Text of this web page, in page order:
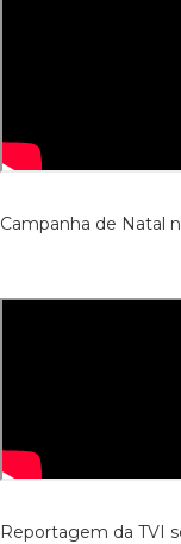
Campanha de Natal
Reportagem da TVI